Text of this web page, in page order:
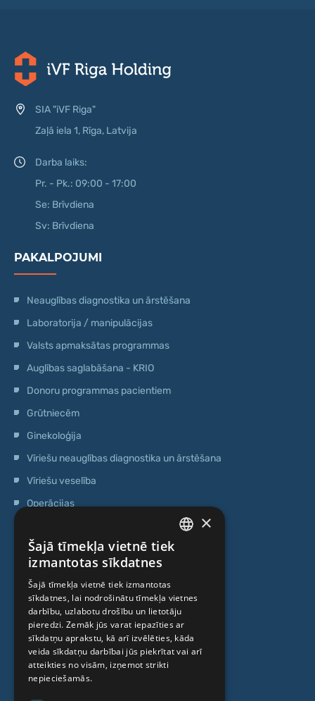
SIA "iVF Riga"
Zaļā iela 1, Rīga, Latvija
Darba laiks:
Pr. - Pk.: 09:00 - 17:00
Se: Brīvdiena
Sv: Brīvdiena
PAKALPOJUMI
Neauglības diagnostika un ārstēšana
Laboratorija / manipulācijas
Valsts apmaksātas programmas
Auglības saglabāšana - KRIO
Donoru programmas pacientiem
Grūtniecēm
Ginekoloģija
Vīriešu neauglības diagnostika un ārstēšana
Vīriešu veselība
Operācijas
Anti-age speciālista konsultācija
Ambulatorais centrs
Cilmes šūnu centrs
PAR MUMS
Kas mēs esam
LATVIAN
RUSSIAN
LITHUANIAN
NORWEGIAN
×
Šajā tīmekļa vietnē tiek
izmantotas sīkdatnes
Šajā tīmekļa vietnē tiek izmantotas
sīkdatnes, lai nodrošinātu tīmekļa vietnes
darbību, uzlabotu drošību un lietotāju
pieredzi. Zemāk jūs varat iepazīties ar
sīkdatņu aprakstu, kā arī izvēlēties, kāda
veida sīkdatņu darbībai jūs piekrītat vai arī
atteikties no visām, izņemot strikti
nepieciešamās.